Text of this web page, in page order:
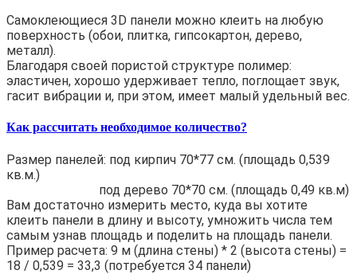
Самоклеющиеся 3D панели можно клеить на любую
поверхность (обои, плитка, гипсокартон, дерево,
металл).
Благодаря своей пористой структуре полимер:
эластичен, хорошо удерживает тепло, поглощает звук,
гасит вибрации и, при этом, имеет малый удельный вес.
Как рассчитать необходимое количество?
Размер панелей: под кирпич 70*77 см. (площадь 0,539
кв.м.)
под дерево 70*70 см. (площадь 0,49 кв.м)
Вам достаточно измерить место, куда вы хотите
клеить панели в длину и высоту, умножить числа тем
самым узнав площадь и поделить на площадь панели.
Пример расчета: 9 м (длина стены) * 2 (высота стены) =
18 / 0,539 = 33,3 (потребуется 34 панели)